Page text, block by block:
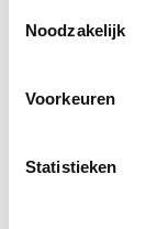
Noodzakelijk
Voorkeuren
Statistieken
Tijd voor
gebaande